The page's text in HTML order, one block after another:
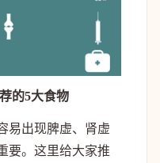
的5大食物
易出现脾虚、肾虚
要。这里给大家推